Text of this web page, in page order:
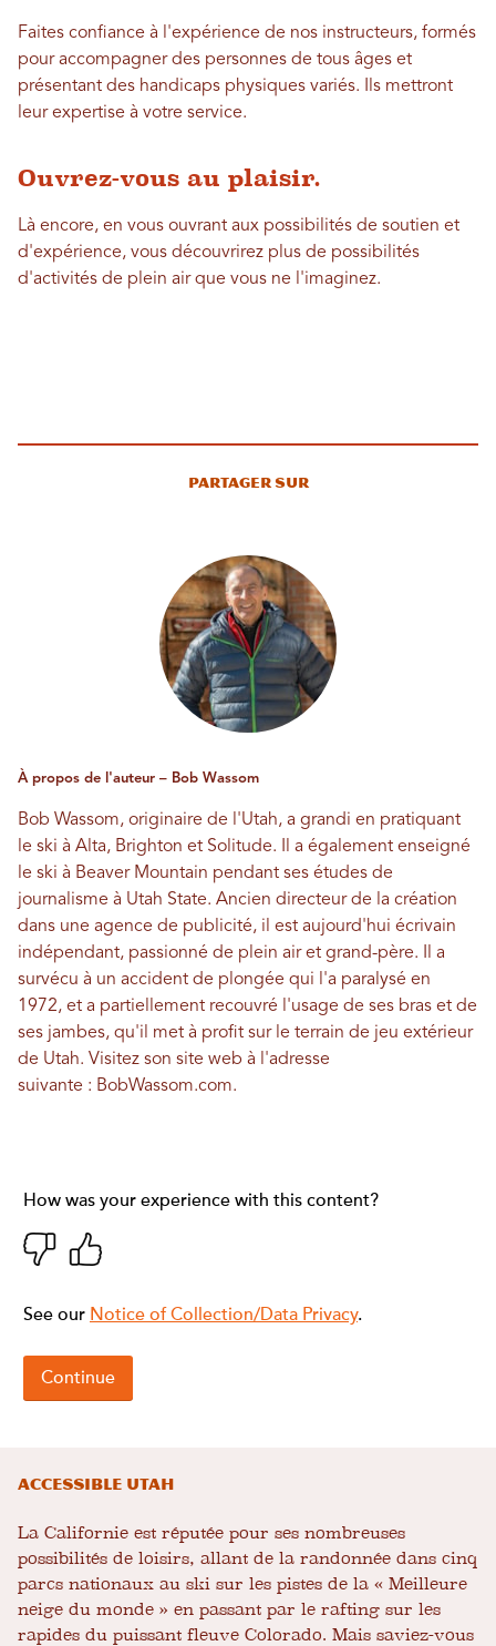
Faites confiance à l'expérience de nos instructeurs, formés
pour accompagner des personnes de tous âges et
présentant des handicaps physiques variés. Ils mettront
leur expertise à votre service.
Ouvrez-vous au plaisir.
Là encore, en vous ouvrant aux possibilités de soutien et
d'expérience, vous découvrirez plus de possibilités
d'activités de plein air que vous ne l'imaginez.
Partager sur
À propos de l'auteur – Bob Wassom
Bob Wassom, originaire de l'Utah, a grandi en pratiquant
le ski à Alta, Brighton et Solitude. Il a également enseigné
le ski à Beaver Mountain pendant ses études de
journalisme à Utah State. Ancien directeur de la création
dans une agence de publicité, il est aujourd'hui écrivain
indépendant, passionné de plein air et grand-père. Il a
survécu à un accident de plongée qui l'a paralysé en
1972, et a partiellement recouvré l'usage de ses bras et de
ses jambes, qu'il met à profit sur le terrain de jeu extérieur
de Utah. Visitez son site web à l'adresse
suivante : BobWassom.com.
Accessible Utah
La Californie est réputée pour ses nombreuses
possibilités de loisirs, allant de la randonnée dans cinq
parcs nationaux au ski sur les pistes de la « Meilleure
neige du monde » en passant par le rafting sur les
rapides du puissant fleuve Colorado. Mais saviez-vous